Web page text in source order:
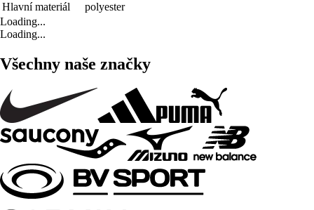
Hlavní materiál
polyester
Loading...
Loading...
Všechny naše značky